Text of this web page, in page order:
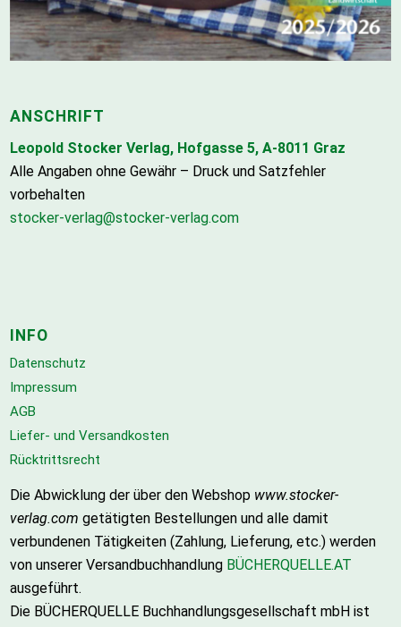
ANSCHRIFT
Leopold Stocker Verlag, Hofgasse 5, A-8011 Graz
Alle Angaben ohne Gewähr – Druck und Satzfehler
vorbehalten
stocker-verlag@stocker-verlag.com
INFO
Datenschutz
Impressum
AGB
Liefer- und Versandkosten
Rücktrittsrecht
Die Abwicklung der über den Webshop www.stocker-
verlag.com getätigten Bestellungen und alle damit
verbundenen Tätigkeiten (Zahlung, Lieferung, etc.) werden
von unserer Versandbuchhandlung BÜCHERQUELLE.AT
ausgeführt.
Die BÜCHERQUELLE Buchhandlungsgesellschaft mbH ist